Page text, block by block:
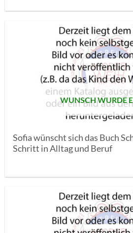
WUNSCH WURDE
Sofia wünscht sich das Buch
Schritt in Alltag und Beruf